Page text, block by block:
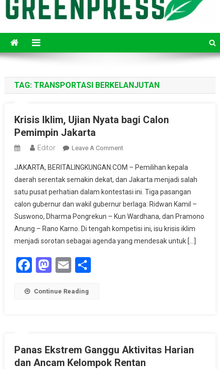
TAG: TRANSPORTASI BERKELANJUTAN
Krisis Iklim, Ujian Nyata bagi Calon
Pemimpin Jakarta
Editor Leave A CommentOn
Iklim,
Ujian
Nyata
Bagi
Calon
Pemimpin
JAKARTA, BERITALINGKUNGAN.COM – Pemilihan kepala
daerah serentak semakin dekat, dan Jakarta menjadi salah
satu pusat perhatian dalam kontestasi ini. Tiga pasangan
calon gubernur dan wakil gubernur berlaga: Ridwan Kamil –
Suswono, Dharma Pongrekun – Kun Wardhana, dan Pramono
Anung – Rano Karno. Di tengah kompetisi ini, isu krisis iklim
menjadi sorotan sebagai agenda yang mendesak untuk […]
Facebook
Mastodon
EmailShare
Continue Reading
Panas Ekstrem Ganggu Aktivitas Harian
dan Ancam Kelompok Rentan